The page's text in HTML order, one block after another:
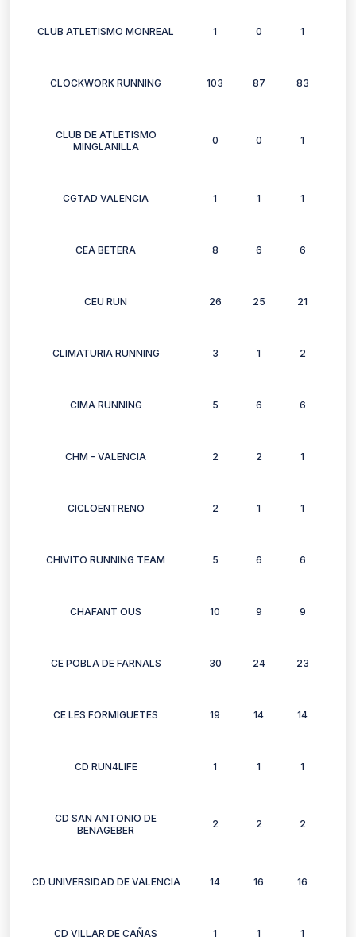
CLUB ATLETISMO MONREAL 1 0 1
CLOCKWORK RUNNING 103 87 83
CLUB DE ATLETISMO
MINGLANILLA
0 0 1
CGTAD VALENCIA 1 1 1
CEA BETERA 8 6 6
CEU RUN 26 25 21
CLIMATURIA RUNNING 3 1 2
CIMA RUNNING 5 6 6
CHM - VALENCIA 2 2 1
CICLOENTRENO 2 1 1
CHIVITO RUNNING TEAM 5 6 6
CHAFANT OUS 10 9 9
CE POBLA DE FARNALS 30 24 23
CE LES FORMIGUETES 19 14 14
CD RUN4LIFE 1 1 1
CD SAN ANTONIO DE
BENAGEBER
2 2 2
CD UNIVERSIDAD DE VALENCIA 14 16 16
CD VILLAR DE CAÑAS 1 1 1